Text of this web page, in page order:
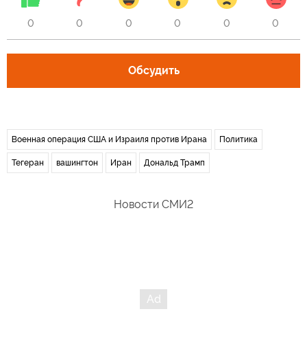
0 0 0 0 0 0
Обсудить
Военная операция США и Израиля против Ирана Политика
Тегеран вашингтон Иран Дональд Трамп
Новости СМИ2